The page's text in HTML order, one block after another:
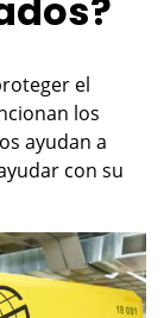
el
los
ayudan a
con su